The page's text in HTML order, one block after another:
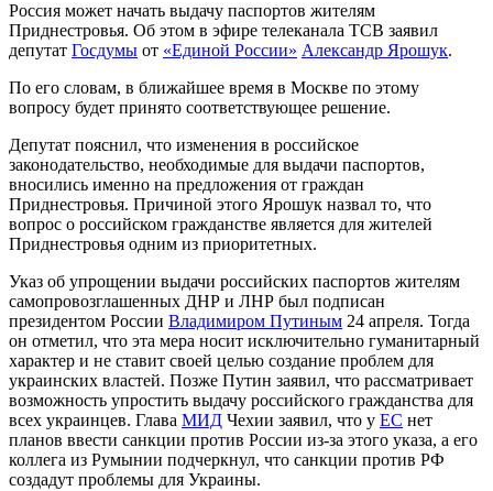
Россия может начать выдачу паспортов жителям
Приднестровья. Об этом в эфире телеканала ТСВ заявил
депутат Госдумы от «Единой России» Александр Ярошук.
По его словам, в ближайшее время в Москве по этому
вопросу будет принято соответствующее решение.
Депутат пояснил, что изменения в российское
законодательство, необходимые для выдачи паспортов,
вносились именно на предложения от граждан
Приднестровья. Причиной этого Ярошук назвал то, что
вопрос о российском гражданстве является для жителей
Приднестровья одним из приоритетных.
Указ об упрощении выдачи российских паспортов жителям
самопровозглашенных ДНР и ЛНР был подписан
президентом России Владимиром Путиным 24 апреля. Тогда
он отметил, что эта мера носит исключительно гуманитарный
характер и не ставит своей целью создание проблем для
украинских властей. Позже Путин заявил, что рассматривает
возможность упростить выдачу российского гражданства для
всех украинцев. Глава МИД Чехии заявил, что у ЕС нет
планов ввести санкции против России из-за этого указа, а его
коллега из Румынии подчеркнул, что санкции против РФ
создадут проблемы для Украины.